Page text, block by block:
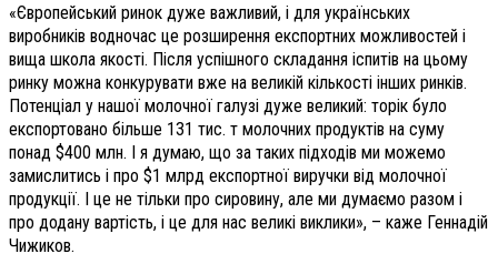
«Європейський ринок дуже важливий, і для українських
виробників водночас це розширення експортних можливостей і
вища школа якості. Після успішного складання іспитів на цьому
ринку можна конкурувати вже на великій кількості інших ринків.
Потенціал у нашої молочної галузі дуже великий: торік було
експортовано більше 131 тис. т молочних продуктів на суму
понад $400 млн. І я думаю, що за таких підходів ми можемо
замислитись і про $1 млрд експортної виручки від молочної
продукції. І це не тільки про сировину, але ми думаємо разом і
про додану вартість, і це для нас великі виклики», – каже Геннадій
Чижиков.